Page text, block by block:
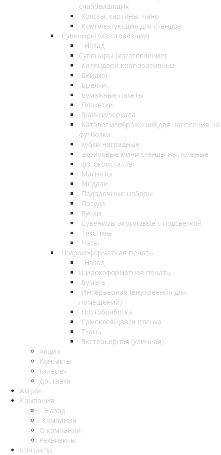
слабовидящих
Холсты, картины, пано
Комплектующие для стендов
Сувениры (изготовление)
Назад
Сувениры (изготовление)
Календари корпоративные
Бейджи
Брелки
Бумажные пакеты
Плакетки
Значки/зеркала
Каталог изображений для нанесения на
футболки
кубки наградные
акриловые мини стенды настольные
фотокристаллы
Магниты
Медали
Подарочные наборы
Посуда
Ручки
Сувениры акриловые с подсветкой
Текстиль
Часы
Широкоформатная печать
Назад
Широкоформатная печать
Бумага
Интерьерная (внутренняя для
помещений)
Постобработка
Самоклеящаяся пленка
Ткань
Экстерьерная (уличная)
Акции
Контакты
Галерея
Доставка
Акции
Компания
Назад
Компания
О компании
Реквизиты
Контакты